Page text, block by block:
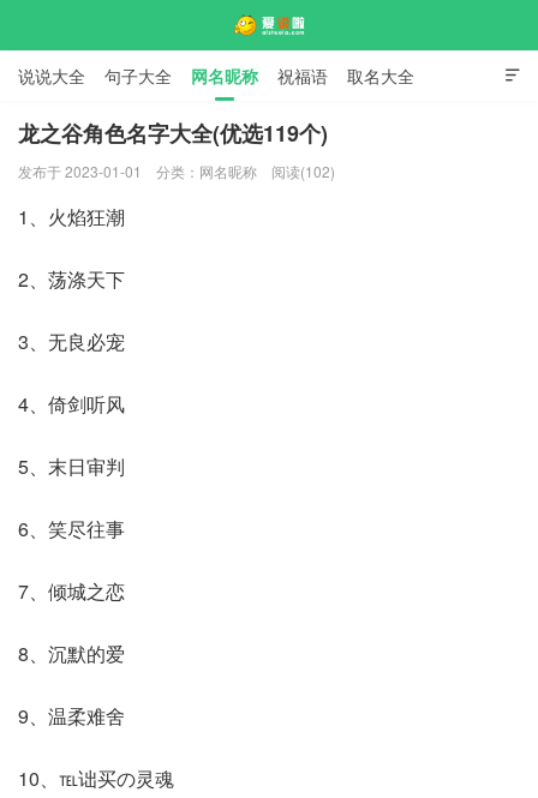

说说大全 句子大全 网名昵称 祝福语 取名大全
标语口号 签名大全
龙之谷角色名字大全(优选119个)
发布于 2023-01-01 分类： 网名昵称 阅读(102)
1、火焰狂潮
2、荡涤天下
3、无良必宠
4、倚剑听风
5、末日审判
6、笑尽往事
7、倾城之恋
8、沉默的爱
9、温柔难舍
10、℡诎买の灵魂